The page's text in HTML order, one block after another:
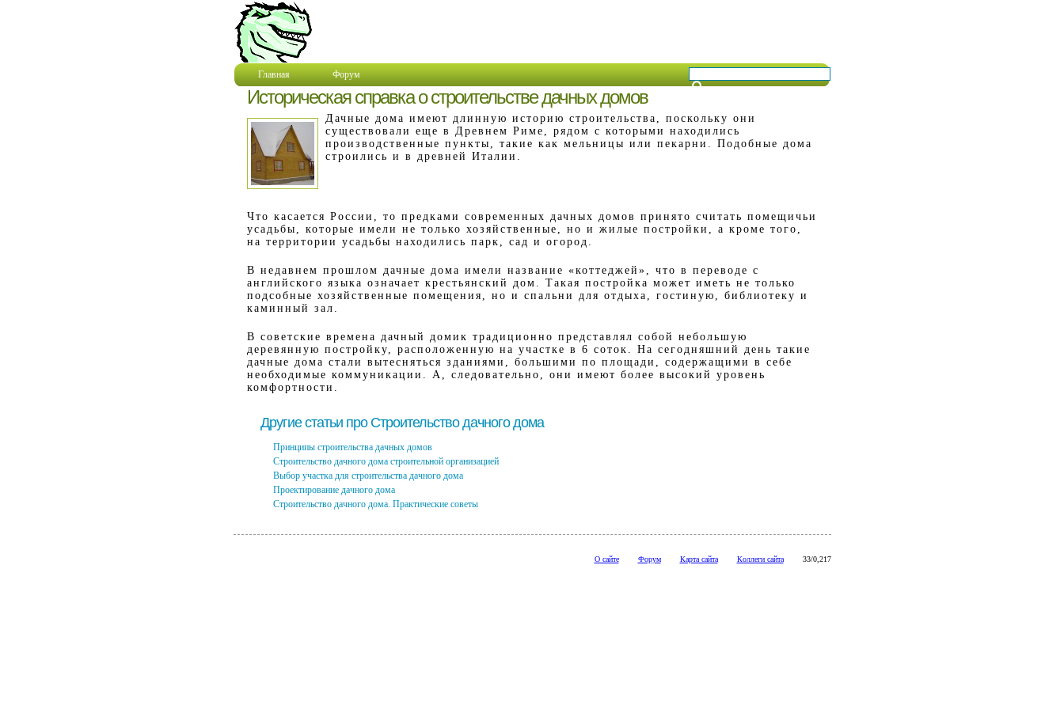
Главная Форум
Историческая справка о строительстве дачных домов
Дачные дома имеют длинную историю строительства, поскольку они
существовали еще в Древнем Риме, рядом с которыми находились
производственные пункты, такие как мельницы или пекарни. Подобные дома
строились и в древней Италии.
Что касается России, то предками современных дачных домов принято считать помещичьи
усадьбы, которые имели не только хозяйственные, но и жилые постройки, а кроме того,
на территории усадьбы находились парк, сад и огород.
В недавнем прошлом дачные дома имели название «коттеджей», что в переводе с
английского языка означает крестьянский дом. Такая постройка может иметь не только
подсобные хозяйственные помещения, но и спальни для отдыха, гостиную, библиотеку и
каминный зал.
В советские времена дачный домик традиционно представлял собой небольшую
деревянную постройку, расположенную на участке в 6 соток. На сегодняшний день такие
дачные дома стали вытесняться зданиями, большими по площади, содержащими в себе
необходимые коммуникации. А, следовательно, они имеют более высокий уровень
комфортности.
Другие статьи про Строительство дачного дома
Принципы строительства дачных домов
Строительство дачного дома строительной организацией
Выбор участка для строительства дачного дома
Проектирование дачного дома
Строительство дачного дома. Практические советы
О сайте Форум Карта сайта Коллеги сайта 33/0,217